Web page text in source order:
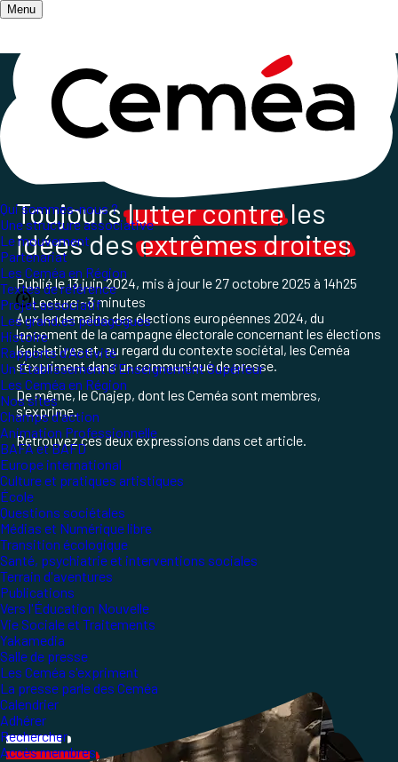
Menu
Qui sommes-nous ?
Une structure associative
Le mouvement
Partenariat
Les Ceméa en Région
Textes de référence
Projet associatif
Les grand.es pédagogues
Histoire
Rapports d'Activité
Un Etablissement d'Enseignement Supérieur
Les Ceméa en Région
Nos sites
Champs d'action
Animation Professionnelle
BAFA et BAFD
Europe international
Culture et pratiques artistiques
École
Questions sociétales
Médias et Numérique libre
Transition écologique
Santé, psychiatrie et interventions sociales
Terrain d'aventures
Publications
Vers l'Éducation Nouvelle
Vie Sociale et Traitements
Yakamedia
Salle de presse
Les Ceméa s'expriment
La presse parle des Ceméa
Calendrier
Adhérer
Rechercher
Accès membres
Accueil/
Salle de presse
Les Ceméa expriment leurs idées et positionnements
Toujourslutter contreles
idées desextrêmes droites
Publié le13 juin 2024, mis à jour le27 octobre 2025 à 14h25
Lecture ~3 minutes
Aux lendemains des élections européennes 2024, du
lancement de la campagne électorale concernant les élections
législatives et, au regard du contexte sociétal, les Ceméa
s’expriment dans un communiqué de presse.
De même, le Cnajep, dont les Ceméa sont membres,
s'exprime.
Retrouvez ces deux expressions dans cet article.